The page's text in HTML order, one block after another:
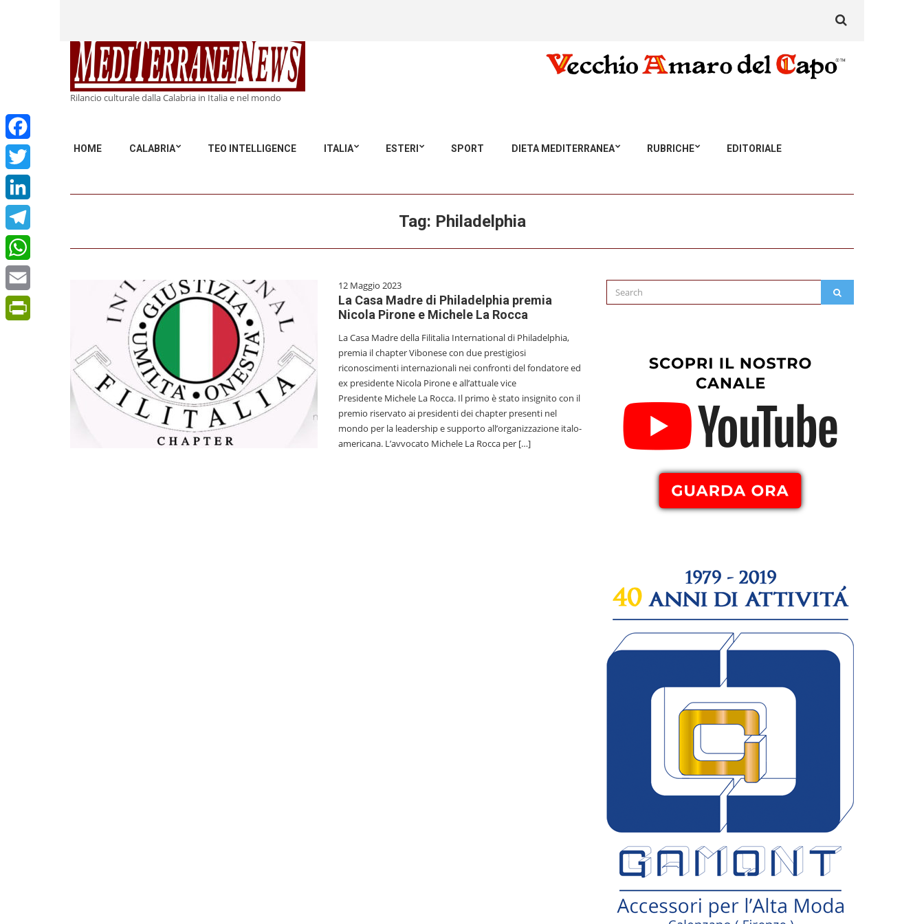
Rilancio culturale dalla Calabria in Italia e nel mondo
HOME CALABRIA TEO INTELLIGENCE ITALIA ESTERI SPORT DIETA MEDITERRANEA RUBRICHE EDITORIALE
for:
Facebook
Twitter
LinkedIn
Telegram
WhatsApp
Email
Tag: Philadelphia
12 Maggio 2023
La Casa Madre di Philadelphia premia
Nicola Pirone e Michele La Rocca
La Casa Madre della Filitalia International di Philadelphia,
premia il chapter Vibonese con due prestigiosi
riconoscimenti internazionali nei confronti del fondatore ed
ex presidente Nicola Pirone e all’attuale vice
Presidente Michele La Rocca. Il primo è stato insignito con il
premio riservato ai presidenti dei chapter presenti nel
mondo per la leadership e supporto all’organizzazione italo-
americana. L’avvocato Michele La Rocca per […]
Search
for: